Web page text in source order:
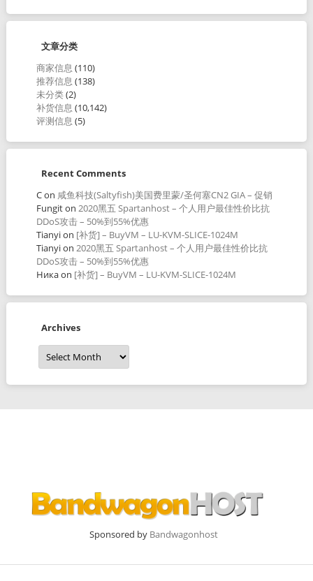
文章分类
商家信息 (110)
推荐信息 (138)
未分类(2)
补货信息 (10,142)
评测信息 (5)
Recent Comments
Con 咸鱼科技(Saltyfish)美国费里蒙/圣何塞CN2 GIA – 促销
Fungiton 2020黑五 Spartanhost – 个人用户最佳性价比抗
DDoS攻击 – 50%到55%优惠
Tianyion [补货] – BuyVM – LU-KVM-SLICE-1024M
Tianyion 2020黑五 Spartanhost – 个人用户最佳性价比抗
DDoS攻击 – 50%到55%优惠
Никаon [补货] – BuyVM – LU-KVM-SLICE-1024M
Archives
Archives
Sponsored by Bandwagonhost